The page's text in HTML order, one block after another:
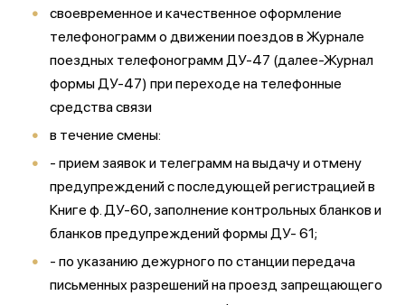
своевременное и качественное оформление
телефонограмм о движении поездов в Журнале
поездных телефонограмм ДУ-47 (далее-Журнал
формы ДУ-47) при переходе на телефонные
средства связи
в течение смены:
- прием заявок и телеграмм на выдачу и отмену
предупреждений с последующей регистрацией в
Книге ф. ДУ-60, заполнение контрольных бланков и
бланков предупреждений формы ДУ- 61;
- по указанию дежурного по станции передача
письменных разрешений на проезд запрещающего